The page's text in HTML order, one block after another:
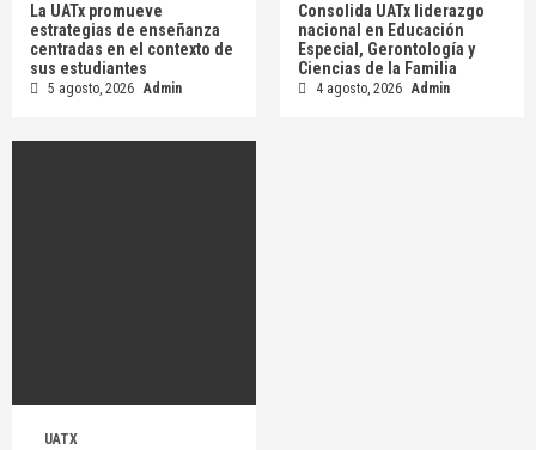
La UATx promueve
estrategias de enseñanza
centradas en el contexto de
sus estudiantes
5 agosto, 2026 Admin
Consolida UATx liderazgo
nacional en Educación
Especial, Gerontología y
Ciencias de la Familia
4 agosto, 2026 Admin
UATX